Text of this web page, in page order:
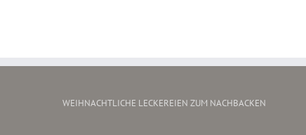
WEIHNACHTLICHE LECKEREIEN ZUM NACHBACKEN